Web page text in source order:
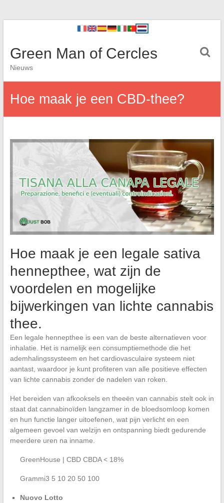
Green Man of Cercles
Nieuws
Hoe maak je een CBD-thee?
Hoe maak je een legale sativa
hennepthee, wat zijn de
voordelen en mogelijke
bijwerkingen van lichte cannabis
thee.
Een legale hennepthee is een van de beste alternatieven voor
inhalatie. Het is namelijk een consumptiemethode die het
ademhalingssysteem en het cardiovasculaire systeem niet
aantast, waardoor je kunt profiteren van alle positieve effecten
van lichte cannabis zonder de nadelen van roken.
Het bereiden van afkooksels en theeën van cannabis stelt ook in
staat dat cannabinoïden langzamer in de bloedsomloop komen
en hun functie langer uitoefenen, wat pijn verlicht en een
algemeen gevoel van welzijn en ontspanning biedt gedurende
meerdere uren na inname.
GreenHouse | CBD CBDA < 18%
Grammi3 5 10 20 50 100
Nuovo Lotto